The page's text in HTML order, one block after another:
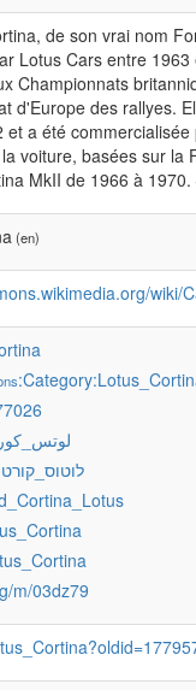
de son vrai nom
Lotus Cars entre
Championnats
d'Europe des rallyes.
et a été
voiture, basées sur la
MkII de 1966 à 1970.
(en)
wiki/
m/03dz79